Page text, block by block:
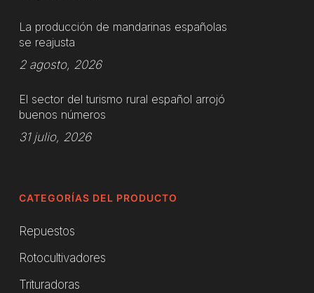
La producción de mandarinas españolas
se reajusta
2 agosto, 2026
El sector del turismo rural español arrojó
buenos números
31 julio, 2026
CATEGORÍAS DEL PRODUCTO
Repuestos
Rotocultivadores
Trituradoras